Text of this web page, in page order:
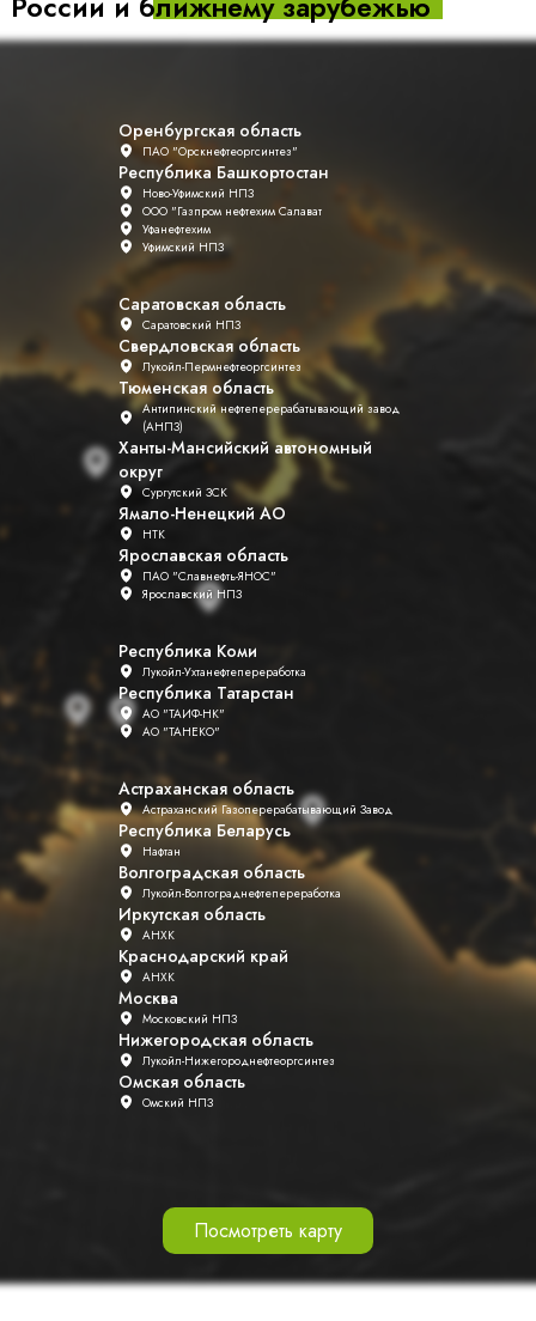
Саратовская область
Саратовский НПЗ
Свердловская область
Лукойл-Пермнефтеоргсинтез
Тюменская область
Антипинский нефтеперерабатывающий завод
(АНПЗ)
Ханты-Мансийский автономный
округ
Сургутский ЗСК
Ямало-Ненецкий АО
НТК
Ярославская область
ПАО "Славнефть-ЯНОС"
Ярославский НПЗ
Оренбургская область
ПАО "Орскнефтеоргсинтез"
Республика Башкортостан
Ново-Уфимский НПЗ
ООО "Газпром нефтехим Салават
Уфанефтехим
Уфимский НПЗ
Республика Коми
Лукойл-Ухтанефтепереработка
Республика Татарстан
АО "ТАИФ-НК"
АО "ТАНЕКО"
Астраханская область
Астраханский Газоперерабатывающий Завод
Республика Беларусь
Нафтан
Волгоградская область
Лукойл-Волгограднефтепереработка
Иркутская область
АНХК
Краснодарский край
АНХК
Москва
Московский НПЗ
Нижегородская область
Лукойл-Нижегороднефтеоргсинтез
Омская область
Омский НПЗ
Посмотреть карту